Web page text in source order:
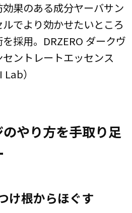
果のある成分ヤーバサン
でより効かせたいところ
採用。DRZERO ダークヴ
ントレートエッセンス
）
やり方を手取り足
け根からほぐす